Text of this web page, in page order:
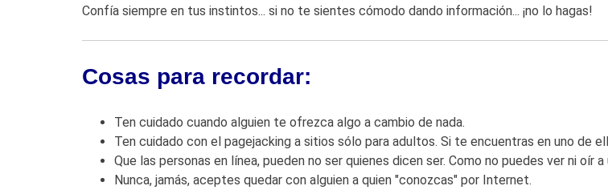
Confía siempre en tus instintos... si no te sientes cómodo dando información... ¡no lo hagas!
Cosas para recordar:
Ten cuidado cuando alguien te ofrezca algo a cambio de nada.
Ten cuidado con el pagejacking a sitios sólo para adultos. Si te encuentras en uno de
Que las personas en línea, pueden no ser quienes dicen ser. Como no puedes ver ni oír
Nunca, jamás, aceptes quedar con alguien a quien "conozcas" por Internet.